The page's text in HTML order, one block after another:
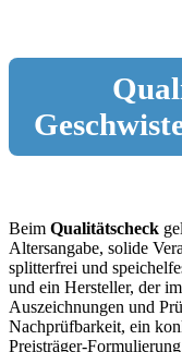
Beim Qualitätscheck
Altersangabe, solide
splitterfrei und
und ein Hersteller, der
Auszeichnungen und
Nachprüfbarkeit, ein
Preisträger-